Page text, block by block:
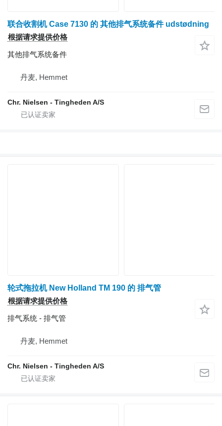
联合收割机 Case 7130 的 其他排气系统备件 udstødning
根据请求提供价格
其他排气系统备件
丹麦, Hemmet
Chr. Nielsen - Tingheden A/S
轮式拖拉机 New Holland TM 190 的 排气管
根据请求提供价格
排气系统 - 排气管
丹麦, Hemmet
Chr. Nielsen - Tingheden A/S